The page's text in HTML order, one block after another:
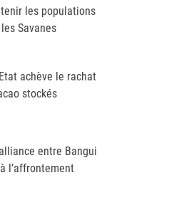
les populations
Savanes
achève le rachat
stockés
entre Bangui
l’affrontement